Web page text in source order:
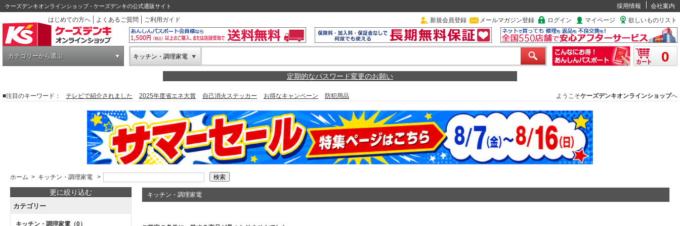
ケーズデンキオンラインショップ - ケーズデンキの公式通販サイト 採用情報
会社案内
はじめての方へ
よくあるご質問 ご利用ガイド 新規会員登録 メールマガジン登録 ログイン マイページ 欲しいものリスト
カテゴリーから選ぶ キッチン・調理家電 0
定期的なパスワード変更のお願い
■注目のキーワード： テレビで紹介されました 2025年度省エネ大賞 自己消火ステッカー お得なキャンペーン 防犯用品 ようこそケーズデンキオンラインショップへ
ホーム > キッチン・調理家電 >
更に絞り込む
カテゴリー
キッチン・調理家電 （0）
キッチン・調理家電